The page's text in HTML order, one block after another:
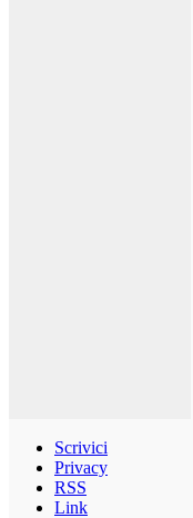
Scrivici
Privacy
RSS
Link